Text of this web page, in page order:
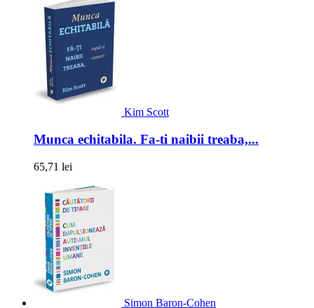
Kim Scott
Munca echitabila. Fa-ti naibii treaba,...
65,71 lei
Simon Baron-Cohen